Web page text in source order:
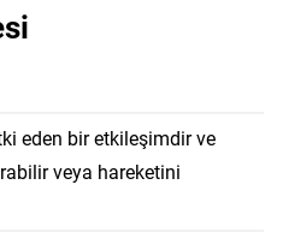
eden bir etkileşimdir ve
veya hareketini